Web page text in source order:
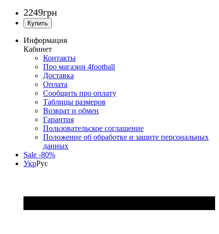
2249грн
Информация
Кабинет
Контакты
Про магазин 4football
Доставка
Оплата
Сообщить про оплату
Таблицы размеров
Возврат и обмен
Гарантия
Пользовательское соглашение
Положение об обработке и защите персональных
данных
Sale -80%
УкрРус